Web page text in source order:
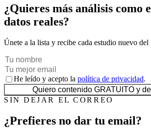
¿Quieres más análisis como
datos reales?
Únete a la lista y recibe cada estudio nuevo del
He leído y acepto la política de privacidad.
Quiero contenido GRATUITO y
SIN DEJAR EL CORREO
¿Prefieres no dar tu email?